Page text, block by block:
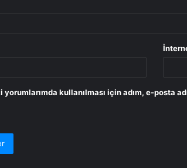
yorumlarımda kullanılması için adım, e-posta